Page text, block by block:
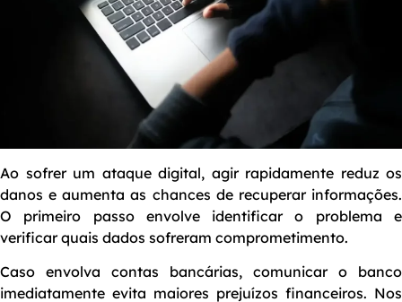
Ao sofrer um ataque digital, agir rapidamente reduz os
danos e aumenta as chances de recuperar informações.
O primeiro passo envolve identificar o problema e
verificar quais dados sofreram comprometimento.
Caso envolva contas bancárias, comunicar o banco
imediatamente evita maiores prejuízos financeiros. Nos